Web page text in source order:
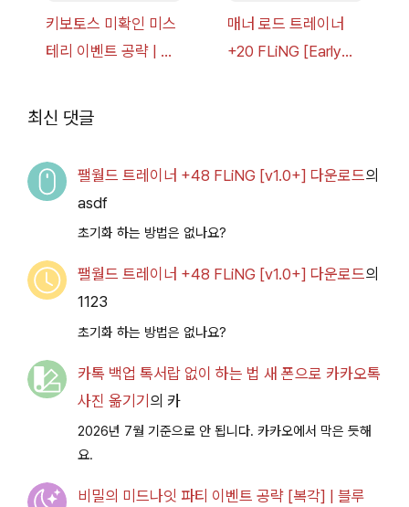
키보토스 미확인 미스
테리 이벤트 공략 | 블
매너 로드 트레이너
+20 FLiNG [Early
최신 댓글
팰월드 트레이너 +48 FLiNG [v1.0+] 다운로드의
asdf
초기화 하는 방법은 없나요?
팰월드 트레이너 +48 FLiNG [v1.0+] 다운로드의
1123
초기화 하는 방법은 없나요?
카톡 백업 톡서랍 없이 하는 법 새 폰으로 카카오톡
사진 옮기기 의 카
2026년 7월 기준으로 안 됩니다. 카카오에서 막은 듯해
요.
비밀의 미드나잇 파티 이벤트 공략 [복각] | 블루